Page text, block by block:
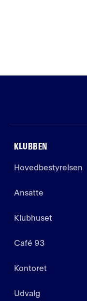
KLUBBEN
Hovedbestyrelsen
Ansatte
Klubhuset
Café 93
Kontoret
Udvalg